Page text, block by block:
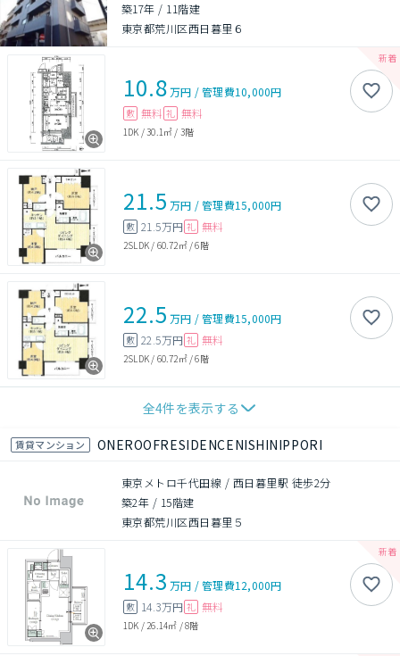
築17年 / 11階建
東京都荒川区西日暮里６
10.8万円 /管理費10,000円
敷 無料 礼 無料
1DK /30.1㎡ / 3階
21.5 万円 /管理費15,000円
敷 21.5万円 礼 無料
2SLDK / 60.72㎡/6階
22.5 万円 /管理費15,000円
敷 22.5万円 礼 無料
2SLDK / 60.72㎡/6階
全4件を表示する
賃貸マンション ONEROOFRESIDENCENISHINIPPORI
東京メトロ千代田線 / 西日暮里駅 徒歩2分
築2年 / 15階建
東京都荒川区西日暮里５
14.3 万円 /管理費12,000円
敷 14.3万円 礼 無料
1DK / 26.14㎡ /8階